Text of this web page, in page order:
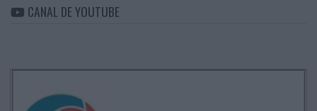
CANAL DE YOUTUBE